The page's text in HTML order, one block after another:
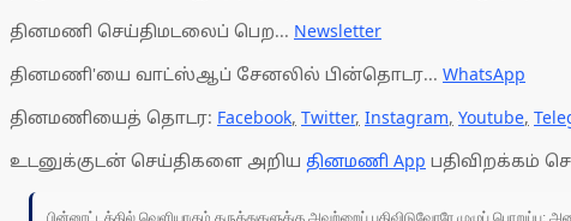
தினமணி செய்திமடலைப் பெற... Newsletter
தினமணி'யை வாட்ஸ்ஆப் சேனலில் பின்தொடர... WhatsApp
தினமணியைத் தொடர: Facebook, Twitter, Instagram, Youtube,
உடனுக்குடன் செய்திகளை அறிய தினமணி App பதிவிறக்கம்